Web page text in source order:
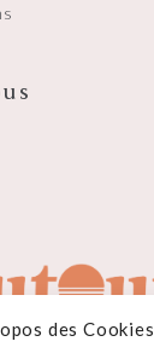
des Cookies